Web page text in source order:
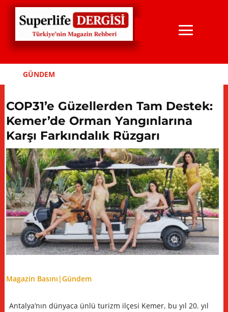
GÜNDEM
COP31’e Güzellerden Tam Destek:
Kemer’de Orman Yangınlarına
Karşı Farkındalık Rüzgarı
Magazin Basını|Gündem
Antalya’nın dünyaca ünlü turizm ilçesi Kemer, bu yıl 20. yıl